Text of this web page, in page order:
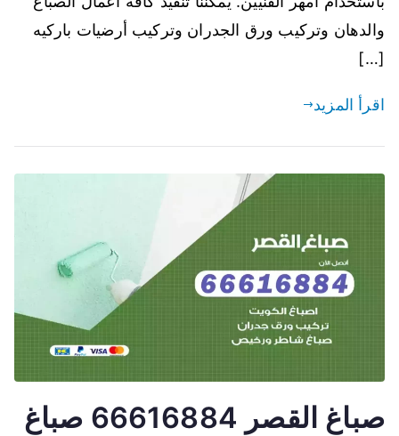
والدهان وتركيب ورق الجدران وتركيب أرضيات باركيه
[…]
اقرأ المزيد
صباغ القصر 66616884 صباغ